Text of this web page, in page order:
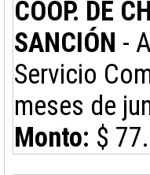
COOP. DE
SANCIÓN -
Servicio
meses de
Monto: $